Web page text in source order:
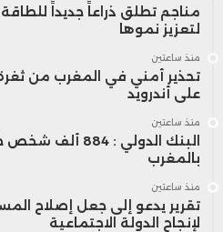
الهندي، ووضع بروتوكولات
وتشجيع الدراسات السريرية
إنشاء قاعدة بيانات
وتعزيز التكوين الأكاديمي
العلاجية القانونية لهذا
مناجم تطلق ذراعاً جديداً
لتعزيز نموها
منذ ساعتين
على أندرويد
منذ ساعتين
البنك الدولي :
بالمغرب
منذ ساعتين
تقرير يدعو إلى جعل إصلاح
لإنجاح الدولة الاجتماعية